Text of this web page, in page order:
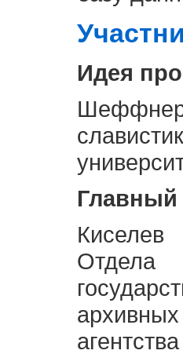
Идея
Главный
агентства